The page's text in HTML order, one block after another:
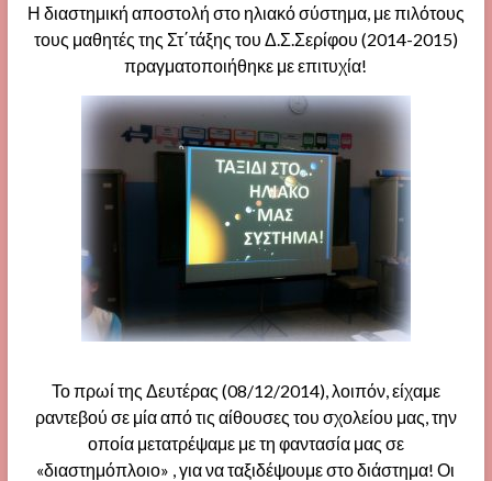
Η διαστημική αποστολή στο ηλιακό σύστημα, με πιλότους
τους μαθητές της Στ΄τάξης του Δ.Σ.Σερίφου (2014-2015)
πραγματοποιήθηκε με επιτυχία!
Το πρωί της Δευτέρας (08/12/2014), λοιπόν, είχαμε
ραντεβού σε μία από τις αίθουσες του σχολείου μας, την
οποία μετατρέψαμε με τη φαντασία μας σε
«διαστημόπλοιο» , για να ταξιδέψουμε στο διάστημα! Οι